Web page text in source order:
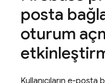
posta
oturum
Kullanıcıların e-posta